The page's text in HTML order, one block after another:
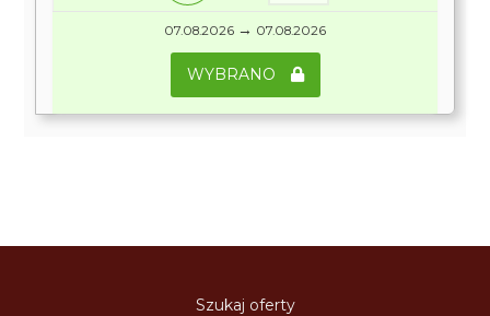
07.08.2026 → 07.08.2026
WYBRANO
Szukaj oferty